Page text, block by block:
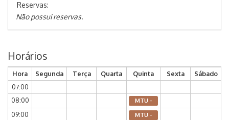
Reservas:
Não possui reservas.
Horários
Hora Segunda Terça Quarta Quinta Sexta
Sábado
07:00
08:00
MTU -
09:00 MTU -